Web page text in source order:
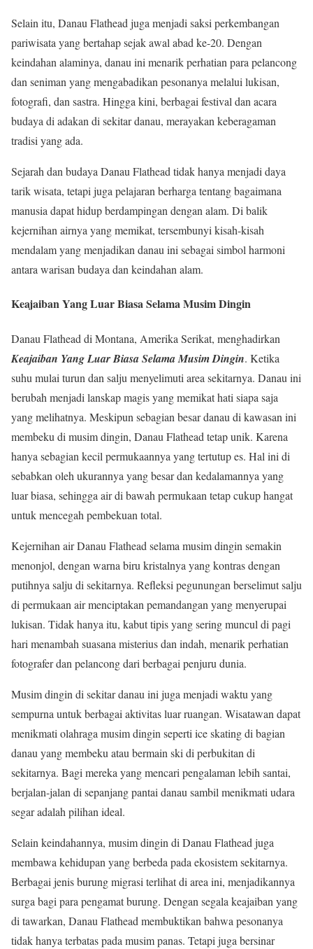
Selain itu, Danau Flathead juga menjadi saksi perkembangan
pariwisata yang bertahap sejak awal abad ke-20. Dengan
keindahan alaminya, danau ini menarik perhatian para pelancong
dan seniman yang mengabadikan pesonanya melalui lukisan,
fotografi, dan sastra. Hingga kini, berbagai festival dan acara
budaya di adakan di sekitar danau, merayakan keberagaman
tradisi yang ada.
Sejarah dan budaya Danau Flathead tidak hanya menjadi daya
tarik wisata, tetapi juga pelajaran berharga tentang bagaimana
manusia dapat hidup berdampingan dengan alam. Di balik
kejernihan airnya yang memikat, tersembunyi kisah-kisah
mendalam yang menjadikan danau ini sebagai simbol harmoni
antara warisan budaya dan keindahan alam.
Keajaiban Yang Luar Biasa Selama Musim Dingin
Danau Flathead di Montana, Amerika Serikat, menghadirkan
Keajaiban Yang Luar Biasa Selama Musim Dingin. Ketika
suhu mulai turun dan salju menyelimuti area sekitarnya. Danau ini
berubah menjadi lanskap magis yang memikat hati siapa saja
yang melihatnya. Meskipun sebagian besar danau di kawasan ini
membeku di musim dingin, Danau Flathead tetap unik. Karena
hanya sebagian kecil permukaannya yang tertutup es. Hal ini di
sebabkan oleh ukurannya yang besar dan kedalamannya yang
luar biasa, sehingga air di bawah permukaan tetap cukup hangat
untuk mencegah pembekuan total.
Kejernihan air Danau Flathead selama musim dingin semakin
menonjol, dengan warna biru kristalnya yang kontras dengan
putihnya salju di sekitarnya. Refleksi pegunungan berselimut salju
di permukaan air menciptakan pemandangan yang menyerupai
lukisan. Tidak hanya itu, kabut tipis yang sering muncul di pagi
hari menambah suasana misterius dan indah, menarik perhatian
fotografer dan pelancong dari berbagai penjuru dunia.
Musim dingin di sekitar danau ini juga menjadi waktu yang
sempurna untuk berbagai aktivitas luar ruangan. Wisatawan dapat
menikmati olahraga musim dingin seperti ice skating di bagian
danau yang membeku atau bermain ski di perbukitan di
sekitarnya. Bagi mereka yang mencari pengalaman lebih santai,
berjalan-jalan di sepanjang pantai danau sambil menikmati udara
segar adalah pilihan ideal.
Selain keindahannya, musim dingin di Danau Flathead juga
membawa kehidupan yang berbeda pada ekosistem sekitarnya.
Berbagai jenis burung migrasi terlihat di area ini, menjadikannya
surga bagi para pengamat burung. Dengan segala keajaiban yang
di tawarkan, Danau Flathead membuktikan bahwa pesonanya
tidak hanya terbatas pada musim panas. Tetapi juga bersinar